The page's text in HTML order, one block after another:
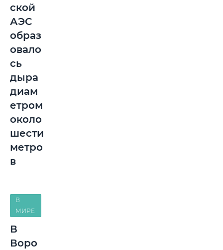
ской
АЭС
образ
овало
сь
дыра
диам
етром
около
шести
метро
в
В
МИРЕ
В
Воро